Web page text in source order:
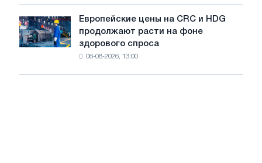
замедление
роста
цен
новую
режущую
Европейские
цены
на
Европейские цены на CRC и HDG
продолжают расти на фоне
здорового спроса
06-08-2026, 13:00